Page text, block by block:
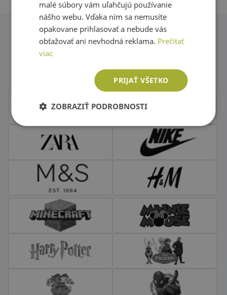
Obľúbené značky second hand
oblečenia
malé súbory vám uľahčujú používanie
nášho webu. Vďaka ním sa nemusíte
opakovane prihlasovať a nebude vás
obťažovať ani nevhodná reklama. Prečítať
viac
PRIJAŤ VŠETKO
ZOBRAZIŤ PODROBNOSTI